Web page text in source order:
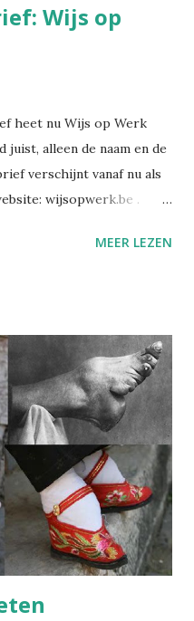
Wijs op
heet nu Wijs op Werk
alleen de naam en de
verschijnt vanaf nu als
wijsopwerk.be .
en re-integratiebeleid,
kan daar
. -- Juli 2025
nieuwsbrief gelanceerd:
ik wekelijks de artikels
en
verschijnt zoveel
dat het soms
Met deze
en gestructureerd ...
MEER LEZEN